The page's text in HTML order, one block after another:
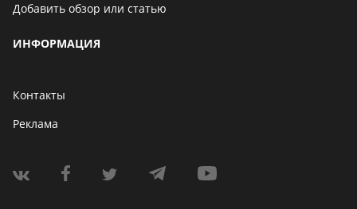
Добавить обзор или статью
ИНФОРМАЦИЯ
Контакты
Реклама